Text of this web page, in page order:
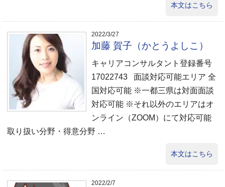
本文はこちら
2022/3/27
加藤 賀子（かとうよしこ）
キャリアコンサルタント登録番号
17022743 面談対応可能エリア 全
国対応可能 ※一都三県は対面面談
対応可能 ※それ以外のエリアはオ
ンライン（ZOOM）にて対応可能
取り扱い分野・得意分野 …
本文はこちら
2022/2/7